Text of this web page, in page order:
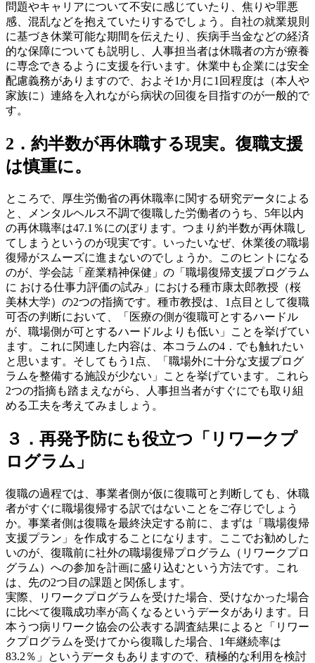
問題やキャリアについて不安に感じていたり、焦りや罪悪
感、混乱などを抱えていたりするでしょう。自社の就業規則
に基づき休業可能な期間を伝えたり、疾病手当金などの経済
的な保障についても説明し、人事担当者は休職者の方が療養
に専念できるように支援を行います。休業中も企業には安全
配慮義務がありますので、およそ1か月に1回程度は（本人や
家族に）連絡を入れながら病状の回復を目指すのが一般的で
す。
2．約半数が再休職する現実。復職支援
は慎重に。
ところで、厚生労働省の再休職率に関する研究データによる
と、メンタルヘルス不調で復職した労働者のうち、5年以内
の再休職率は47.1％にのぼります。つまり約半数が再休職し
てしまうというのが現実です。いったいなぜ、休業後の職場
復帰がスムーズに進まないのでしょうか。このヒントになる
のが、学会誌「産業精神保健」の「職場復帰支援プログラム
に おける仕事力評価の試み」における種市康太郎教授（桜
美林大学）の2つの指摘です。種市教授は、1点目として復職
可否の判断において、「医療の側が復職可とするハードル
が、職場側が可とするハードルよりも低い」ことを挙げてい
ます。これに関連した内容は、本コラムの4．でも触れたい
と思います。そしてもう1点、「職場外に十分な支援プログ
ラムを整備する施設が少ない」ことを挙げています。これら
2つの指摘も踏まえながら、人事担当者がすぐにでも取り組
める工夫を考えてみましょう。
３．再発予防にも役立つ「リワークプ
ログラム」
復職の過程では、事業者側が仮に復職可と判断しても、休職
者がすぐに職場復帰する訳ではないことをご存じでしょう
か。事業者側は復職を最終決定する前に、まずは「職場復帰
支援プラン」を作成することになります。ここでお勧めした
いのが、復職前に社外の職場復帰プログラム（リワークプロ
グラム）への参加を計画に盛り込むという方法です。これ
は、先の2つ目の課題と関係します。
実際、リワークプログラムを受けた場合、受けなかった場合
に比べて復職成功率が高くなるというデータがあります。日
本うつ病リワーク協会の公表する調査結果によると「リワー
クプログラムを受けてから復職した場合、1年継続率は
83.2％」というデータもありますので、積極的な利用を検討